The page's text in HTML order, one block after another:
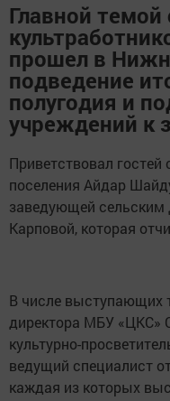
Главной темой
прошел в
подведение
полугодия и
учреждений к
Приветствовал гостей
поселения Айдар
заведующей сельским
Карповой, которая
В числе выступающих
директора МБУ «ЦКС»
культурно-
ведущий специалист
каждая из которых